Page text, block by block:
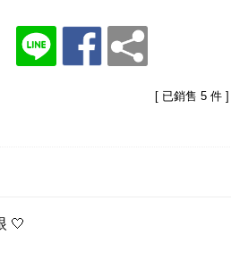
[ 已銷售 5 件 ]